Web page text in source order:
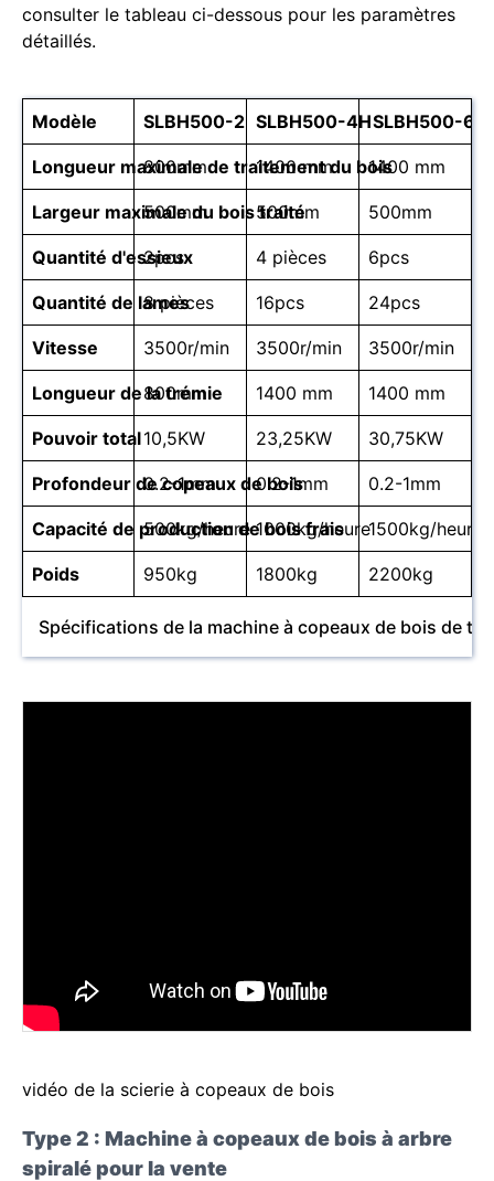
consulter le tableau ci-dessous pour les paramètres
détaillés.
Modèle SLBH500-2 SLBH500-4HSLBH500-6H
Longueur maximale de traitement du bois
800mm 1400 mm 1400 mm
Largeur maximale du bois traité
500mm 500mm 500mm
Quantité d'essieux
2pcs 4 pièces 6pcs
Quantité de lames
8 pièces 16pcs 24pcs
Vitesse 3500r/min 3500r/min 3500r/min
Longueur de la trémie
800mm 1400 mm 1400 mm
Pouvoir total10,5KW 23,25KW 30,75KW
Profondeur de copeaux de bois
0.2-1mm 0.2-1mm 0.2-1mm
Capacité de production de bois frais
500kg/heure 1000kg/heure1500kg/heure
Poids 950kg 1800kg 2200kg
Spécifications de la machine à copeaux de bois de
vidéo de la scierie à copeaux de bois
Type 2 : Machine à copeaux de bois à arbre
spiralé pour la vente